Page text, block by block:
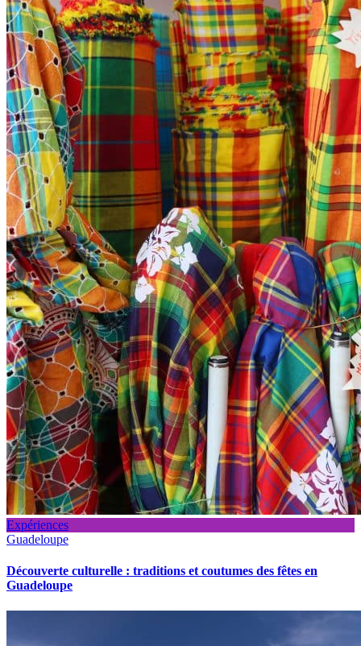
Expériences
Guadeloupe
Découverte culturelle : traditions et coutumes des fêtes en
Guadeloupe